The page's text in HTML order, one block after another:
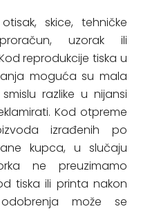
skice, tehničke
uzorak ili
reprodukcije tiska u
moguća su mala
razlike u nijansi
Kod otpreme
izrađenih po
kupca, u slučaju
ne preuzimamo
tiska ili printa nakon
može se